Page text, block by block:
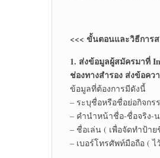
<<< ขั้นตอนและวิธีการ
1. ส่งข้อมูลผู้สมัครมาที่
ช่องทางสำรอง ส่งข้อคว
ข้อมูลที่ต้องการมีดังนี้
– ระบุชื่อหรือชื่อย่อกิจกร
– คำนำหน้าชื่อ-ชื่อจริง-
– ชื่อเล่น ( เพื่อจัดทำป้า
– เบอร์โทรศัพท์มือถือ (